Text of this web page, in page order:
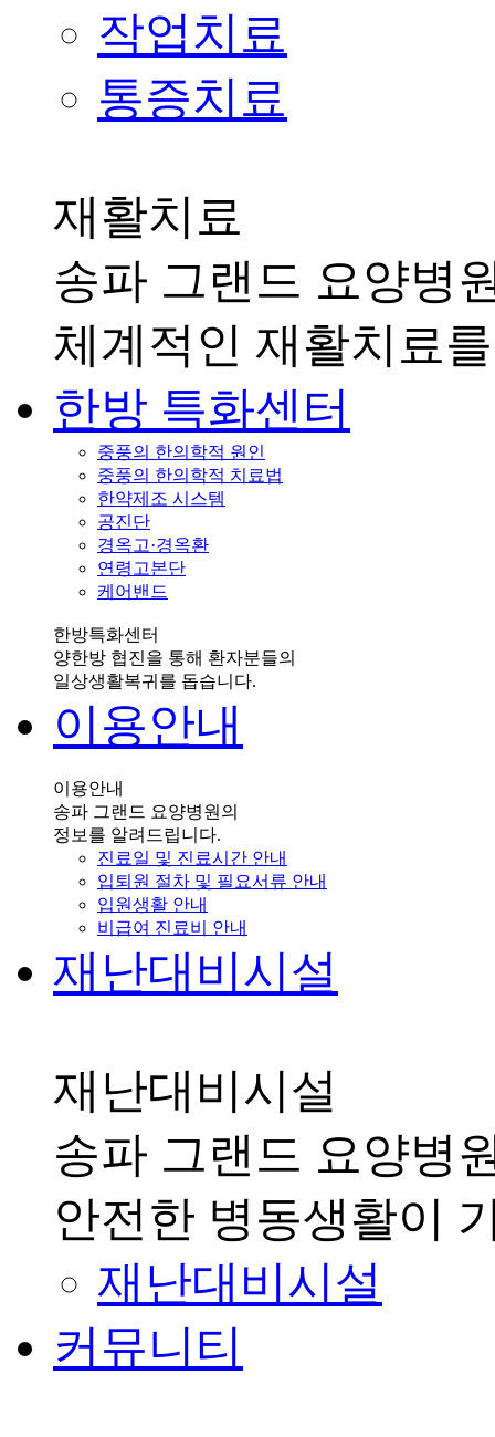
작업치료
통증치료
재활치료
송파 그랜드 요양병
체계적인 재활치료
한방 특화센터
중풍의 한의학적 원인
중풍의 한의학적 치료법
한약제조 시스템
공진단
경옥고·경옥환
연령고본단
케어밴드
한방특화센터
양한방 협진을 통해 환자분들의
일상생활복귀를 돕습니다.
이용안내
이용안내
송파 그랜드 요양병원의
정보를 알려드립니다.
진료일 및 진료시간 안내
입퇴원 절차 및 필요서류 안내
입원생활 안내
비급여 진료비 안내
재난대비시설
재난대비시설
송파 그랜드 요양병
안전한 병동생활이
재난대비시설
커뮤니티